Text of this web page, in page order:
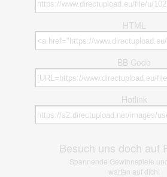
HTML
BB Code
Hotlink
Besuch uns doch auf
Spannende Gewinnspiele
warten auf dich!